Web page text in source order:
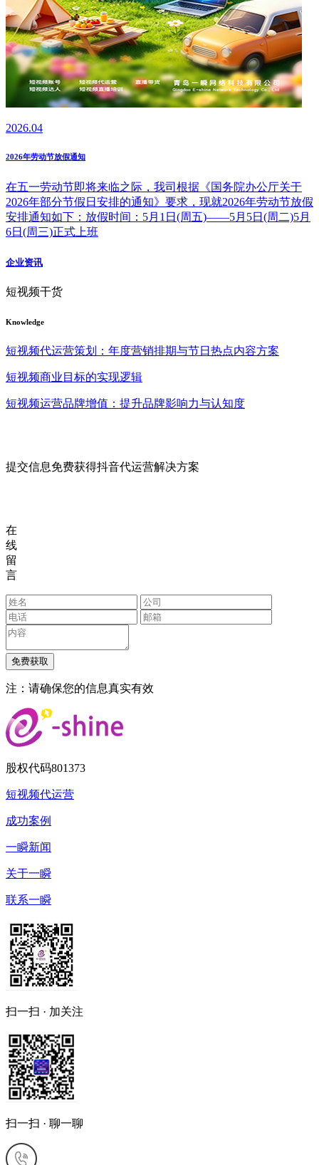
2026.04
2026年劳动节放假通知
在五一劳动节即将来临之际，我司根据《国务院办公厅关于
2026年部分节假日安排的通知》要求，现就2026年劳动节放假
安排通知如下：放假时间：5月1日(周五)——5月5日(周二)5月
6日(周三)正式上班
企业资讯
短视频干货
Knowledge
短视频代运营策划：年度营销排期与节日热点内容方案
短视频商业目标的实现逻辑
短视频运营品牌增值：提升品牌影响力与认知度
提交信息免费获得抖音代运营解决方案
在
线
留
言
注：请确保您的信息真实有效
股权代码801373
短视频代运营
成功案例
一瞬新闻
关于一瞬
联系一瞬
扫一扫 · 加关注
扫一扫 · 聊一聊